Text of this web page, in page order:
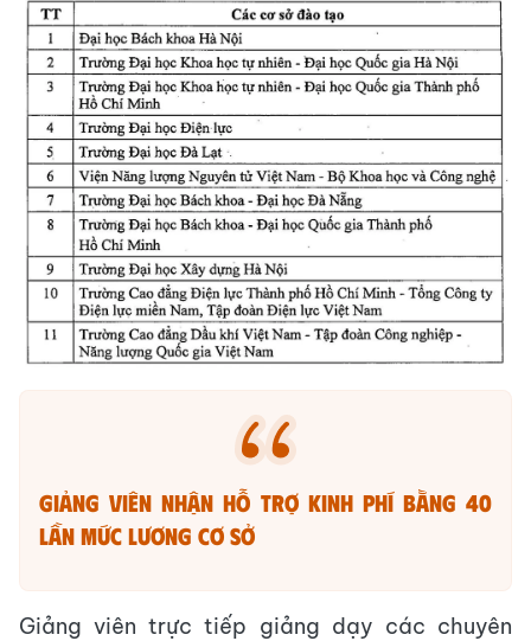
Giảng viên nhận hỗ trợ kinh phí bằng 40
lần mức lương cơ sở
Giảng viên trực tiếp giảng dạy các chuyên